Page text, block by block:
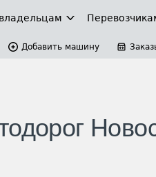
Добавить машину